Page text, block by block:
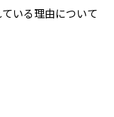
いる理由について